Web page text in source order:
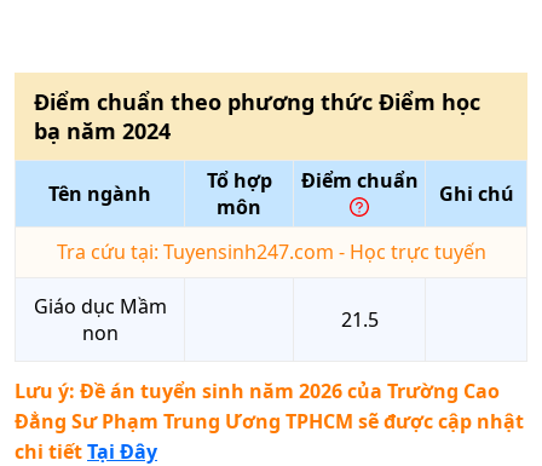
Điểm chuẩn theo phương thức Điểm học
bạ năm 2024
Tên ngành
Tổ hợp
môn
Điểm chuẩn Ghi chú
Tra cứu tại: Tuyensinh247.com - Học trực tuyến
Giáo dục Mầm
non
21.5
Lưu ý: Đề án tuyển sinh năm 2026 của Trường Cao
Đẳng Sư Phạm Trung Ương TPHCM sẽ được cập nhật
chi tiếtTại Đây